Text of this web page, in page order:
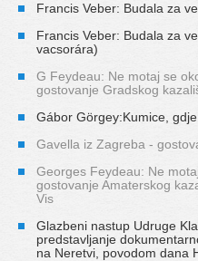
Francis Veber: Budala za
Francis Veber: Budala za
vacsorára)
G Feydeau: Ne motaj se
gostovanje Gradskog
Gábor Görgey:Kumice,
Gavella iz Zagreba -
Georges Feydeau: Ne
gostovanje Amaterskog
Vis
Glazbeni nastup Udruge
predstavljanje
na Neretvi, povodom dana